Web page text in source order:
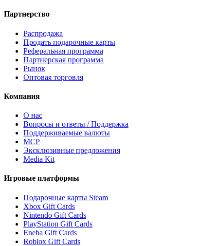
Партнерство
Распродажа
Продать подарочные карты
Реферальная программа
Партнерская программа
Рынок
Оптовая торговля
Компания
О нас
Вопросы и ответы / Поддержка
Поддерживаемые валюты
MCP
Эксклюзивные предложения
Media Kit
Игровые платформы
Подарочные карты Steam
Xbox Gift Cards
Nintendo Gift Cards
PlayStation Gift Cards
Eneba Gift Cards
Roblox Gift Cards